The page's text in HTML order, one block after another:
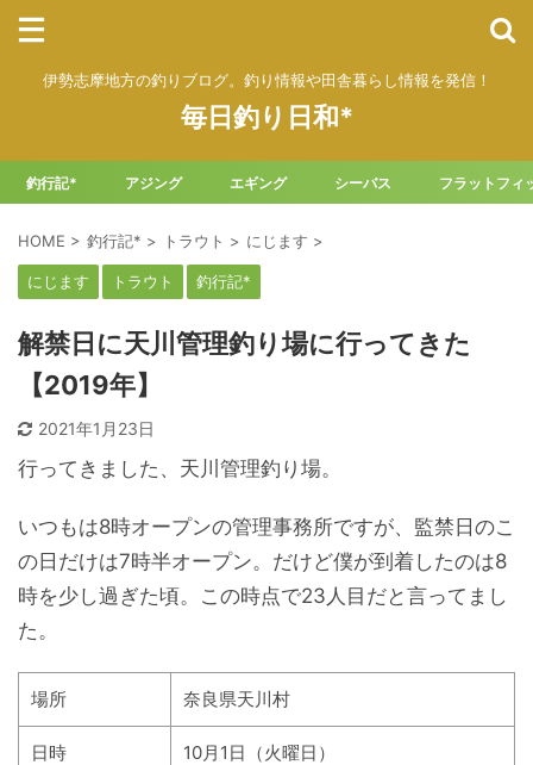
伊勢志摩地方の釣りブログ。釣り情報や田舎暮らし情報を発信！
毎日釣り日和*
釣行記* アジング エギング シーバス フラットフィ
HOME > 釣行記* > トラウト > にじます >
にじます トラウト 釣行記*
解禁日に天川管理釣り場に行ってきた
【2019年】
2021年1月23日
行ってきました、天川管理釣り場。
いつもは8時オープンの管理事務所ですが、監禁日のこ
の日だけは7時半オープン。だけど僕が到着したのは8
時を少し過ぎた頃。この時点で23人目だと言ってまし
た。
場所 奈良県天川村
日時 10月1日（火曜日）